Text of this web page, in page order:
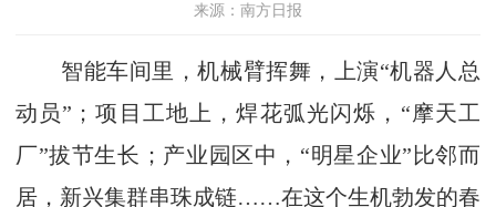
来源：南方日报
智能车间里，机械臂挥舞，上演“机器人总
动员”；项目工地上，焊花弧光闪烁，“摩天工
厂”拔节生长；产业园区中，“明星企业”比邻而
居，新兴集群串珠成链……在这个生机勃发的春